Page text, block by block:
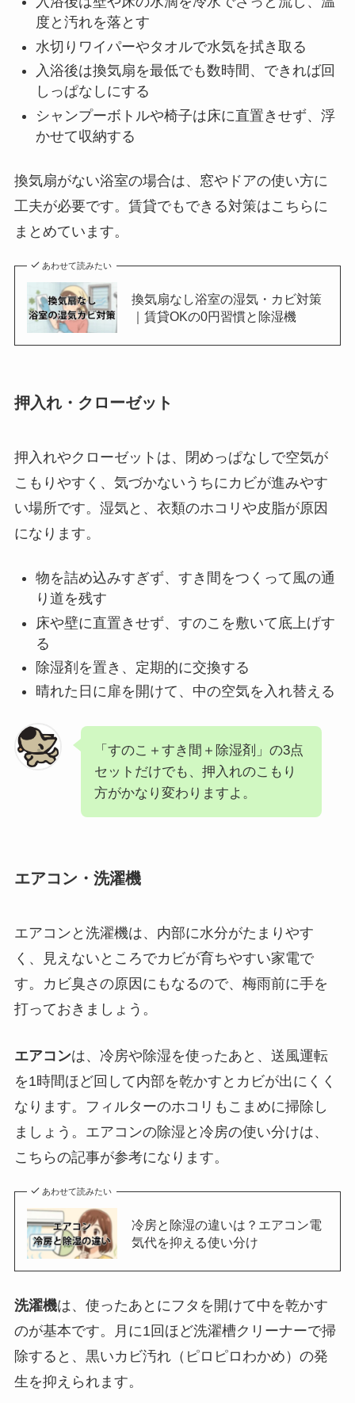
度と汚れを落とす
水切りワイパーやタオルで水気を拭き取る
入浴後は換気扇を最低でも数時間、できれば回
しっぱなしにする
シャンプーボトルや椅子は床に直置きせず、浮
かせて収納する
換気扇がない浴室の場合は、窓やドアの使い方に
工夫が必要です。賃貸でもできる対策はこちらに
まとめています。
あわせて読みたい
換気扇なし浴室の湿気・カビ対策
｜賃貸OKの0円習慣と除湿機
押入れ・クローゼット
押入れやクローゼットは、閉めっぱなしで空気が
こもりやすく、気づかないうちにカビが進みやす
い場所です。湿気と、衣類のホコリや皮脂が原因
になります。
物を詰め込みすぎず、すき間をつくって風の通
り道を残す
床や壁に直置きせず、すのこを敷いて底上げす
る
除湿剤を置き、定期的に交換する
晴れた日に扉を開けて、中の空気を入れ替える
「すのこ＋すき間＋除湿剤」の3点
セットだけでも、押入れのこもり
方がかなり変わりますよ。
エアコン・洗濯機
エアコンと洗濯機は、内部に水分がたまりやす
く、見えないところでカビが育ちやすい家電で
す。カビ臭さの原因にもなるので、梅雨前に手を
打っておきましょう。
エアコンは、冷房や除湿を使ったあと、送風運転
を1時間ほど回して内部を乾かすとカビが出にくく
なります。フィルターのホコリもこまめに掃除し
ましょう。エアコンの除湿と冷房の使い分けは、
こちらの記事が参考になります。
あわせて読みたい
冷房と除湿の違いは？エアコン電
気代を抑える使い分け
洗濯機は、使ったあとにフタを開けて中を乾かす
のが基本です。月に1回ほど洗濯槽クリーナーで掃
除すると、黒いカビ汚れ（ピロピロわかめ）の発
生を抑えられます。